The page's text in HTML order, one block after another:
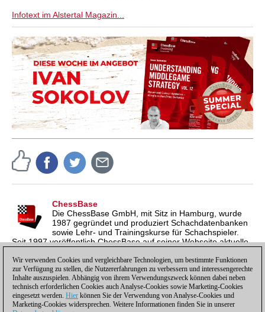
Infotext im Alstertal Magazin...
ChessBase
Die ChessBase GmbH, mit Sitz in Hamburg, wurde
1987 gegründet und produziert Schachdatenbanken
sowie Lehr- und Trainingskurse für Schachspieler.
Seit 1997 veröffentlich ChessBase auf seiner Webseite aktuelle
inzwischen in vier Sprachen und gilt weltweit als wichtigste
Schachnachrichtenseite.
Wir verwenden Cookies und vergleichbare Technologien, um bestimmte Funktionen
zur Verfügung zu stellen, die Nutzererfahrungen zu verbessern und interessengerechte
Inhalte auszuspielen. Abhängig von ihrem Verwendungszweck können dabei neben
technisch erforderlichen Cookies auch Analyse-Cookies sowie Marketing-Cookies
eingesetzt werden. Hier können Sie der Verwendung von Analyse-Cookies und
Marketing-Cookies widersprechen. Weitere Informationen finden Sie in unserer